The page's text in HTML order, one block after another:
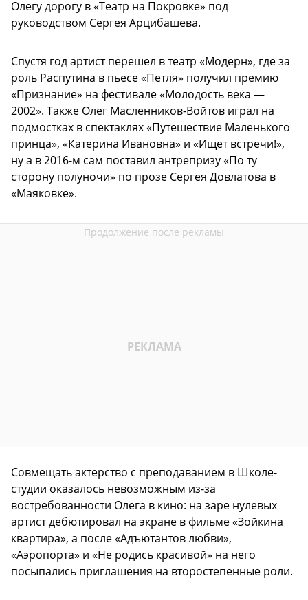
Олегу дорогу в «Театр на Покровке» под
руководством Сергея Арцибашева.
Спустя год артист перешел в театр «Модерн», где за
роль Распутина в пьесе «Петля» получил премию
«Признание» на фестивале «Молодость века —
2002». Также Олег Масленников-Войтов играл на
подмостках в спектаклях «Путешествие Маленького
принца», «Катерина Ивановна» и «Ищет встречи!»,
ну а в 2016-м сам поставил антрепризу «По ту
сторону полуночи» по прозе Сергея Довлатова в
«Маяковке».
Совмещать актерство с преподаванием в Школе-
студии оказалось невозможным из-за
востребованности Олега в кино: на заре нулевых
артист дебютировал на экране в фильме «Зойкина
квартира», а после «Адъютантов любви»,
«Аэропорта» и «Не родись красивой» на него
посыпались приглашения на второстепенные роли.